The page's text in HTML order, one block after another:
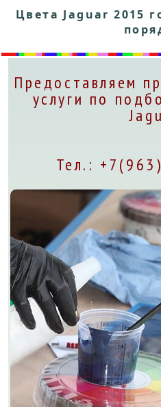
Цвета Jaguar 2015
Предоставляем
услуги по
Тел.: